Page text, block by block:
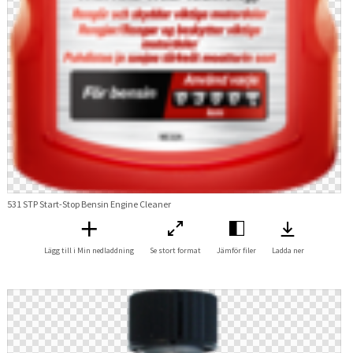
531 STP Start-Stop Bensin Engine Cleaner
Lägg till i Min nedladdning Se stort format Jämför filer Ladda ner